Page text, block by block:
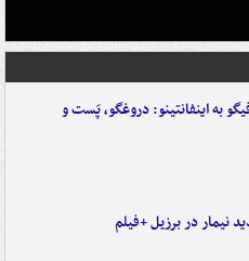
به اینفانتینو: دروغگو، پَست‌ و
نیمار در برزیل +فیلم